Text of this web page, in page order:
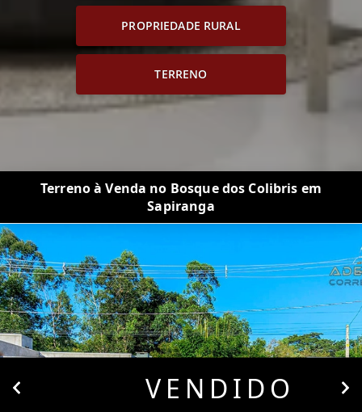
PROPRIEDADE RURAL
TERRENO
Terreno à Venda no Bosque dos Colibris em
Sapiranga
VENDIDO